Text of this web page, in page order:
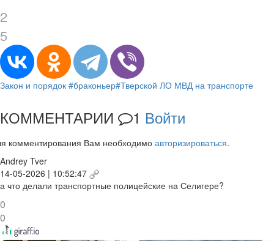
2
5
Закон и порядок #браконьер#Тверской ЛО МВД на транспорте
КОММЕНТАРИИ 1 Войти
комментирования Вам необходимо авторизироваться.
Andrey Tver
14-05-2026 | 10:52:47
а что делали транспортные полицейские на Селигере?
0
0